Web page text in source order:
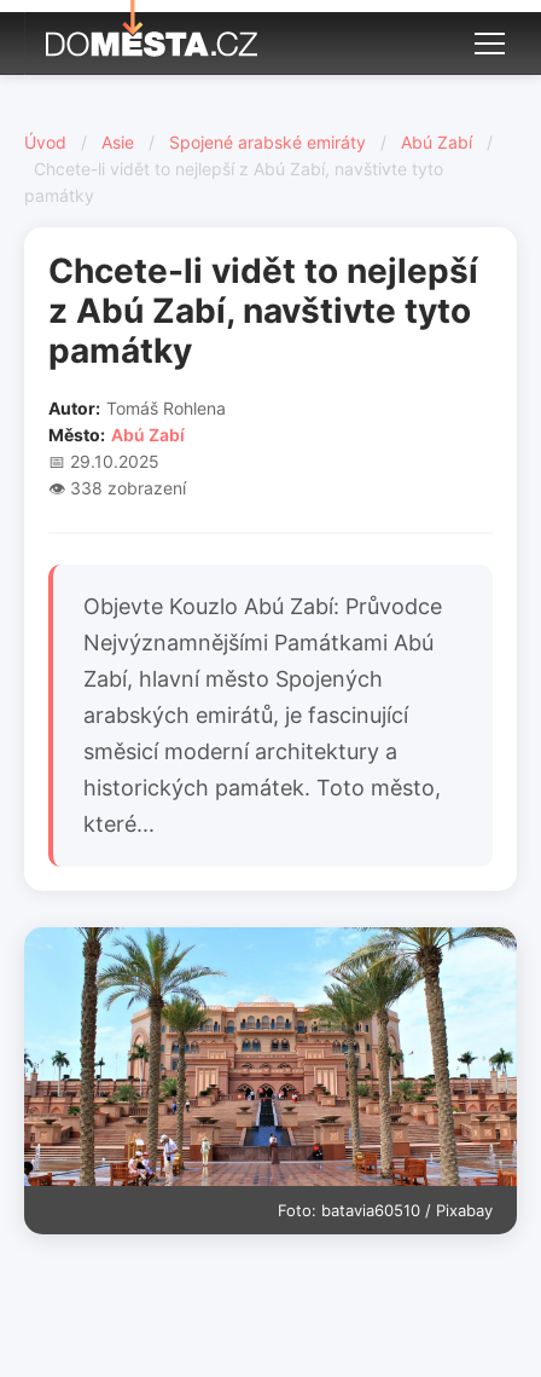
Úvod / Asie / Spojené arabské emiráty / Abú Zabí
/
Chcete-li vidět to nejlepší z Abú Zabí, navštivte tyto
památky
Chcete-li vidět to nejlepší
z Abú Zabí, navštivte tyto
památky
Autor: Tomáš Rohlena
Město: Abú Zabí
📅 29.10.2025
👁️ 338 zobrazení
Objevte Kouzlo Abú Zabí: Průvodce
Nejvýznamnějšími Památkami Abú
Zabí, hlavní město Spojených
arabských emirátů, je fascinující
směsicí moderní architektury a
historických památek. Toto město,
které...
Foto: batavia60510 / Pixabay